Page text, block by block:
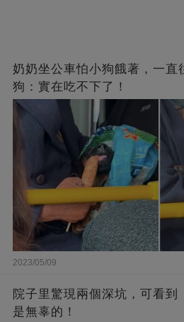
奶奶坐公車怕小狗餓著，一直
狗：實在吃不下了！
2023/05/09
院子里驚現兩個深坑，可看
是無辜的！